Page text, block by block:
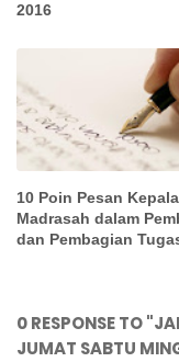
2016
10 Poin Pesan Kepala
Madrasah dalam
dan Pembagian
0 RESPONSE TO
JUMAT SABTU